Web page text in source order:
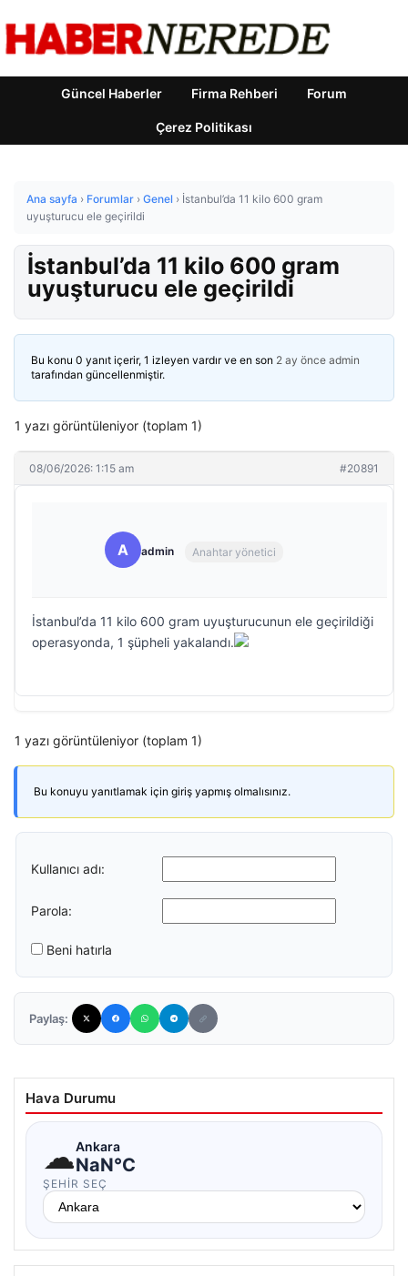
Güncel Haberler Firma Rehberi Forum
Çerez Politikası
Ana sayfa › Forumlar › Genel › İstanbul’da 11 kilo 600 gram
uyuşturucu ele geçirildi
İstanbul’da 11 kilo 600 gram
uyuşturucu ele geçirildi
Bu konu 0 yanıt içerir, 1 izleyen vardır ve en son 2 ay önce admin
tarafından güncellenmiştir.
1 yazı görüntüleniyor (toplam 1)
08/06/2026: 1:15 am #20891
A admin Anahtar yönetici
İstanbul’da 11 kilo 600 gram uyuşturucunun ele geçirildiği
operasyonda, 1 şüpheli yakalandı.
1 yazı görüntüleniyor (toplam 1)
Bu konuyu yanıtlamak için giriş yapmış olmalısınız.
Kullanıcı adı:
Parola:
Beni hatırla
Paylaş:
Hava Durumu
☁Ankara
NaN°C
ŞEHIR SEÇ